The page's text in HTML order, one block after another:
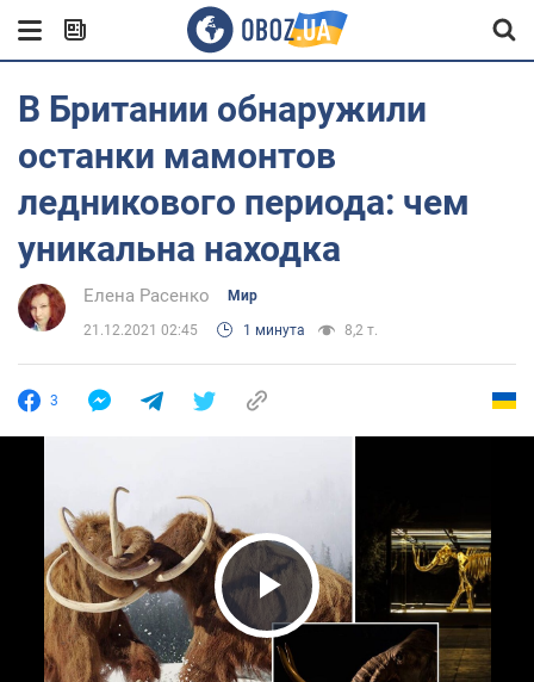
В Британии обнаружили
останки мамонтов
ледникового периода: чем
уникальна находка
Елена Расенко Мир
21.12.2021 02:45 1 минута 8,2 т.
3
Play Video